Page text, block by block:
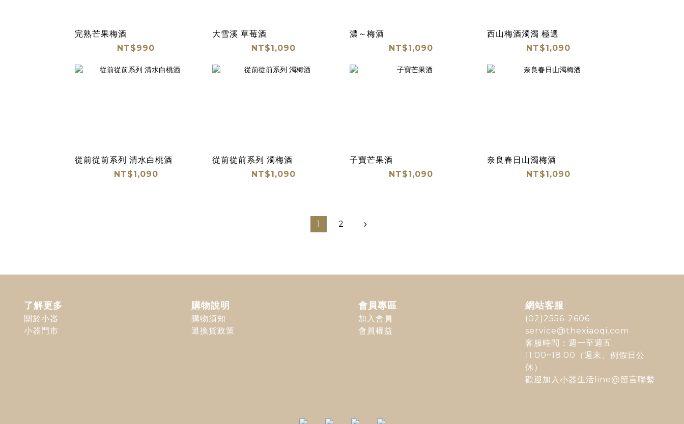
完熟芒果梅酒
NT$990
大雪溪 草莓酒
NT$1,090
濃～梅酒
NT$1,090
西山梅酒濁濁 極選
NT$1,090
從前從前系列 清水白桃酒
NT$1,090
從前從前系列 濁梅酒
NT$1,090
子寶芒果酒
NT$1,090
奈良春日山濁梅酒
NT$1,090
1 2
了解更多
關於小器
小器門市
購物說明
購物須知
退換貨政策
會員專區
加入會員
會員權益
網站客服
(02)2556-2606
service@thexiaoqi.com
客服時間：週一至週五
11:00~18:00（週末、例假日公
休）
歡迎加入 小器生活line@留言聯繫